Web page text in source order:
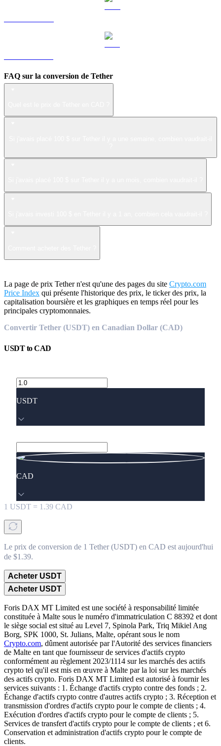
FAQ sur la conversion de Tether
La page de prix Tether n'est qu'une des pages du site Crypto.com
Price Index qui présente l'historique des prix, le ticker des prix, la
capitalisation boursière et les graphiques en temps réel pour les
principales cryptomonnaies.
Convertir Tether (USDT) en Canadian Dollar (CAD)
USDTtoCAD
USDT
CAD
1 USDT = 1.39 CAD
Le prix de conversion de 1 Tether (USDT) en CAD est aujourd'hui
de $1.39.
Acheter USDT
Acheter USDT
Foris DAX MT Limited est une société à responsabilité limitée
constituée à Malte sous le numéro d'immatriculation C 88392 et dont
le siège social est situé au Level 7, Spinola Park, Triq Mikiel Ang
Borg, SPK 1000, St. Julians, Malte, opérant sous le nom
Crypto.com, dûment autorisée par l'Autorité des services financiers
de Malte en tant que fournisseur de services d'actifs crypto
conformément au règlement 2023/1114 sur les marchés des actifs
crypto tel qu'il est mis en œuvre à Malte par la loi sur les marchés
des actifs crypto. Foris DAX MT Limited est autorisé à fournir les
services suivants : 1. Échange d'actifs crypto contre des fonds ; 2.
Échange d'actifs crypto contre d'autres actifs crypto ; 3. Réception et
transmission d'ordres d'actifs crypto pour le compte de clients ; 4.
Exécution d'ordres d'actifs crypto pour le compte de clients ; 5.
Services de transfert d'actifs crypto pour le compte de clients ; et 6.
Conservation et administration d'actifs crypto pour le compte de
clients.